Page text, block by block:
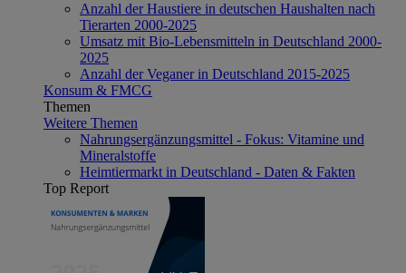
Anzahl der Haustiere in deutschen Haushalten nach
Tierarten 2000-2025
Umsatz mit Bio-Lebensmitteln in Deutschland 2000-
2025
Anzahl der Veganer in Deutschland 2015-2025
Konsum & FMCG
Themen
Weitere Themen
Nahrungsergänzungsmittel - Fokus: Vitamine und
Mineralstoffe
Heimtiermarkt in Deutschland - Daten & Fakten
Top Report